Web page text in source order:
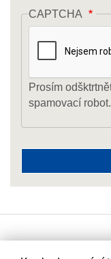
CAPTCHA
Prosím
spamovací robot.